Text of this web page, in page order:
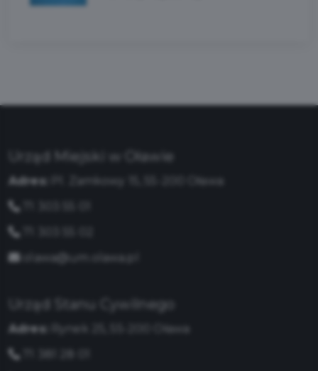
Urząd Miejski w Oławie
Adres:
Pl. Zamkowy 15, 55-200 Oława
olawa@um.olawa.pl
Urząd Stanu Cywilnego
Adres:
Rynek 25, 55-200 Oława